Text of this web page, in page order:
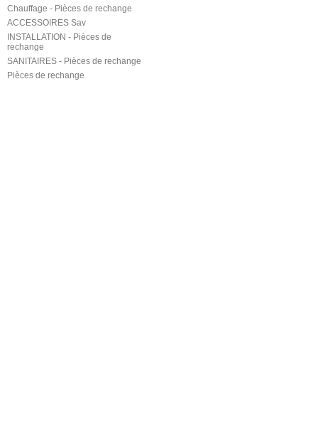
Chauffage - Pièces de rechange
ACCESSOIRES Sav
INSTALLATION - Pièces de
rechange
SANITAIRES - Pièces de rechange
Pièces de rechange